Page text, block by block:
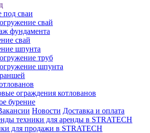
под сваи
свай
фундамента
свай
шпунта
труб
шпунта
ограждения котлованов
бурение
Новости Доставка и оплата
техники для аренды в STRATECH
для продажи в STRATECH